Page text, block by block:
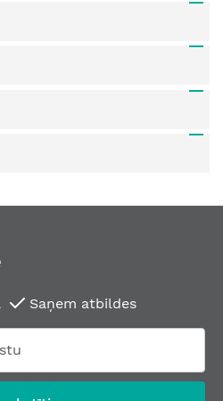
Saņem atbildes